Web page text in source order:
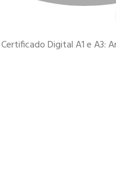
Digital A1 e A3: